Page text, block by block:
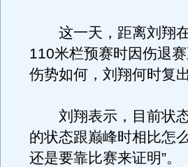
这一天，距离刘翔在
110米栏预赛时因伤退
伤势如何，刘翔何时复
刘翔表示，目前状态
的状态跟巅峰时相比怎
还是要靠比赛来证明”。